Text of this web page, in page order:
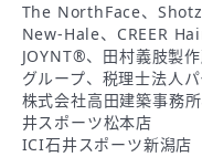
The NorthFace、Shotz
New-Hale、CREER
JOYNT®、田村義肢製
グループ、税理士法人パ
株式会社高田建築事務
井スポーツ松本店
ICI石井スポーツ新潟店